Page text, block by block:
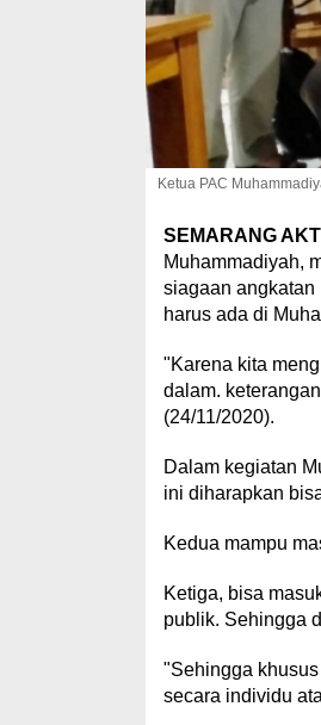
Ketua PAC
SEMARANG
Muhammadiyah,
siagaan angkatan
harus ada di
"Karena kita
dalam.
(24/11/2020).
Dalam kegiatan
ini diharapkan
Kedua mampu
Ketiga, bisa
publik. Sehingga
"Sehingga
secara individu